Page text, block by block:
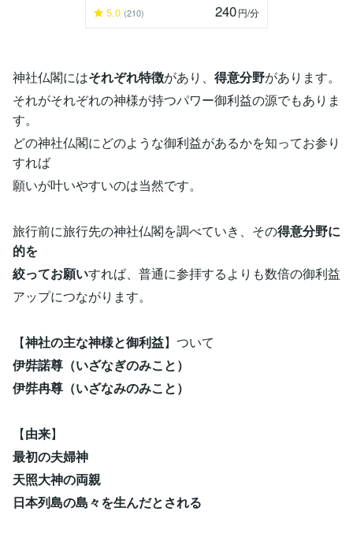
5.0 (210) 240円/分
神社仏閣にはそれぞれ特徴があり、 得意分野があります。
それがそれぞれの神様が持つパワー御利益の源でもありま
す。
どの神社仏閣にどのような御利益があるかを知ってお参り
すれば
願いが叶いやすいのは当然です。
旅行前に旅行先の神社仏閣を調べていき、その得意分野に
的を
絞ってお願いすれば、普通に参拝するよりも数倍の御利益
アップにつながります。
【神社の主な神様と御利益】ついて
伊弉諾尊（いざなぎのみこと）
伊弉冉尊（いざなみのみこと）
【由来】
最初の夫婦神
天照大神の両親
日本列島の島々を生んだとされる